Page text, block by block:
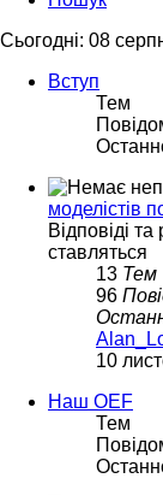
Сьогодні: 08
Вступ
Тем
моделістів
Відповіді
ставляться
13 Тем
96
10
Наш OEF
Тем